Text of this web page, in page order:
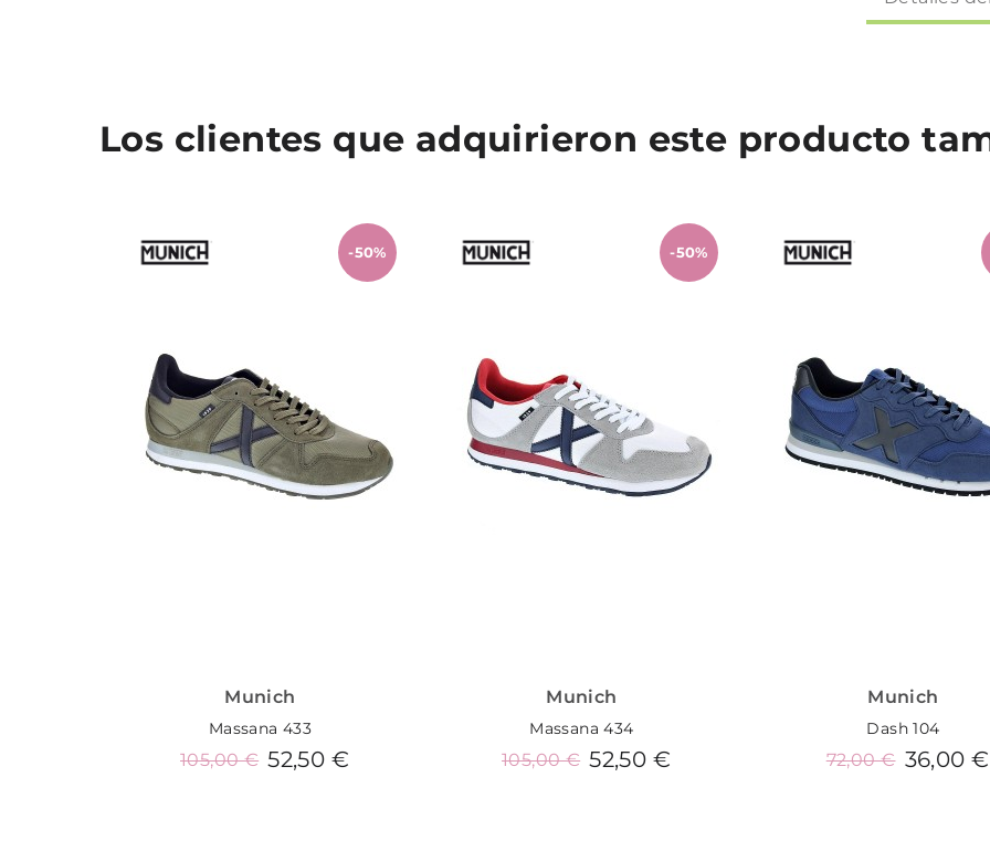
Los clientes que adquirieron este producto
-50%
Munich
Massana 433
52,50 €
105,00 €
-50%
Munich
Massana 434
52,50 €
105,00 €
Munich
Dash 104
36,00 €
72,00 €